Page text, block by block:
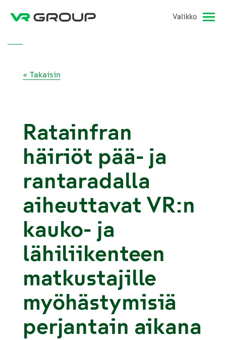
Valikko
« Takaisin
Ratainfran
häiriöt pää- ja
rantaradalla
aiheuttavat VR:n
kauko- ja
lähiliikenteen
matkustajille
myöhästymisiä
perjantain aikana